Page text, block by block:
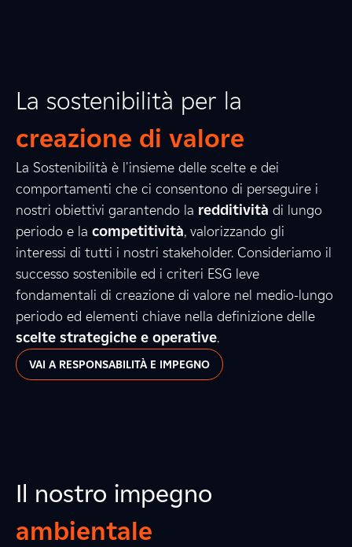
La sostenibilità per la
creazione di valore
La Sostenibilità è l'insieme delle scelte e dei
comportamenti che ci consentono di perseguire i
nostri obiettivi garantendo la redditività di lungo
periodo e la competitività, valorizzando gli
interessi di tutti i nostri stakeholder. Consideriamo il
successo sostenibile ed i criteri ESG leve
fondamentali di creazione di valore nel medio-lungo
periodo ed elementi chiave nella definizione delle
scelte strategiche e operative.
VAI A RESPONSABILITÀ E IMPEGNO
Il nostro impegno
ambientale